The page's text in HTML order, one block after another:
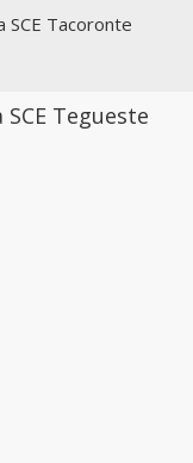
SCE Tacoronte
SCE Tegueste